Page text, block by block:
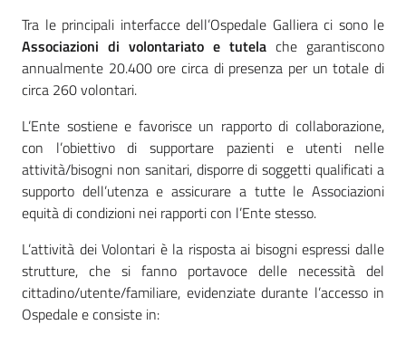
Tra le principali interfacce dell’Ospedale Galliera ci sono le
Associazioni di volontariato e tutela che garantiscono
annualmente 20.400 ore circa di presenza per un totale di
circa 260 volontari.
L’Ente sostiene e favorisce un rapporto di collaborazione,
con l’obiettivo di supportare pazienti e utenti nelle
attività/bisogni non sanitari, disporre di soggetti qualificati a
supporto dell’utenza e assicurare a tutte le Associazioni
equità di condizioni nei rapporti con l’Ente stesso.
L’attività dei Volontari è la risposta ai bisogni espressi dalle
strutture, che si fanno portavoce delle necessità del
cittadino/utente/familiare, evidenziate durante l’accesso in
Ospedale e consiste in: